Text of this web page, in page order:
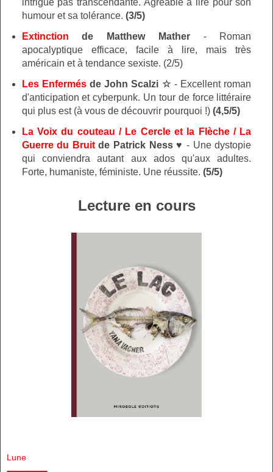
intrigue pas transcendante. Agréable à lire pour son
humour et sa tolérance. (3/5)
Extinction de Matthew Mather- Roman
apocalyptique efficace, facile à lire, mais très
américain et à tendance sexiste. (2/5)
Les Enfermésde John Scalzi ☆- Excellent roman
d'anticipation et cyberpunk. Un tour de force littéraire
qui plus est (à vous de découvrir pourquoi !) (4,5/5)
La Voix du couteau / Le Cercle et la Flèche / La
Guerre du Bruitde Patrick Ness ♥ - Une dystopie
qui conviendra autant aux ados qu'aux adultes.
Forte, humaniste, féministe. Une réussite. (5/5)
Lecture en cours
Lune